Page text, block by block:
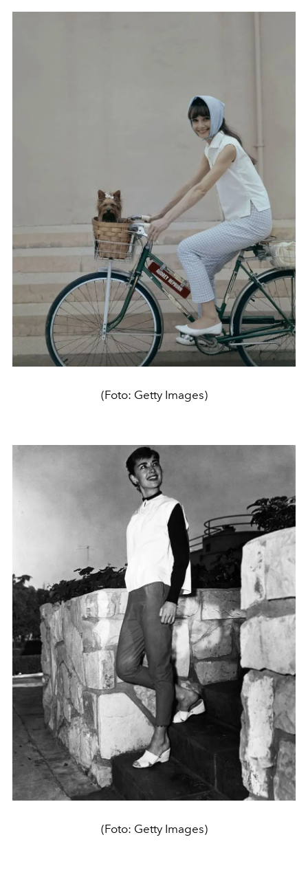
(Foto: Getty Images)
(Foto: Getty Images)